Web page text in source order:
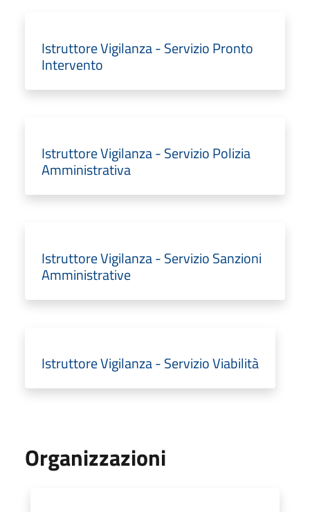
Istruttore Vigilanza - Servizio Pronto
Intervento
Istruttore Vigilanza - Servizio Polizia
Amministrativa
Istruttore Vigilanza - Servizio Sanzioni
Amministrative
Istruttore Vigilanza - Servizio Viabilità
Organizzazioni